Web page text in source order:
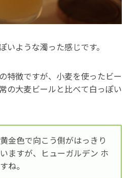
いような濁った感じです。
特徴ですが、小麦を使ったビー
の大麦ビールと比べて白っぽい
金色で向こう側がはっきり
ますが、ヒューガルデン ホ
ね。